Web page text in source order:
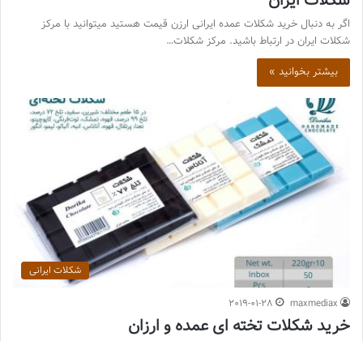
اگر به دنبال خرید شکلات عمده ایرانی ارزن قیمت هستید میتوانید با مرکز
شکلات ایران در ارتباط باشید. مرکز شکلات…
بیشتر بخوانید »
شکلات ایرانی
maxmediax
2019-01-28
خرید شکلات تخته ای عمده و ارزان